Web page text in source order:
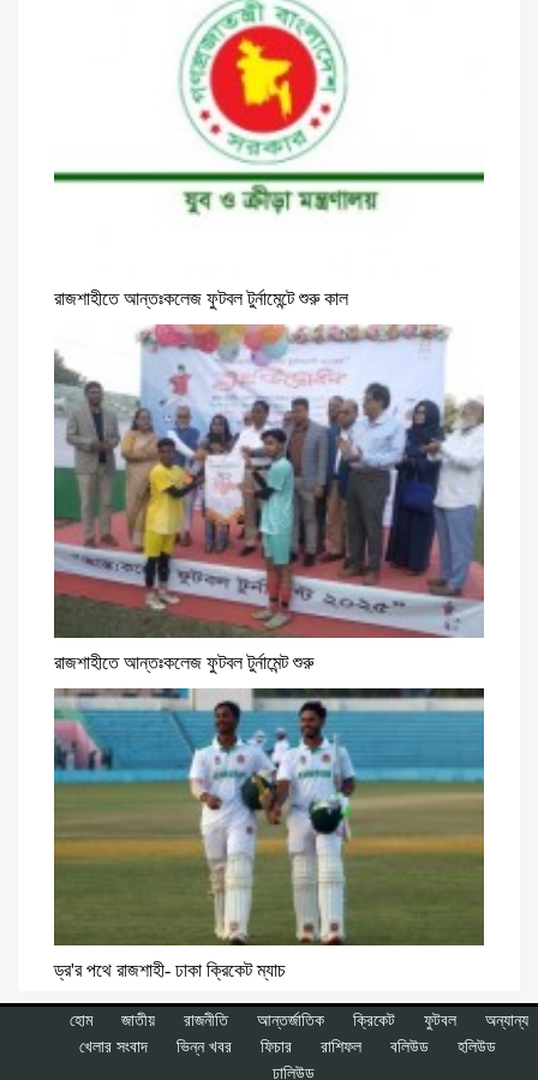
রাজশাহীতে আন্তঃকলেজ ফুটবল টুর্নামেন্টে শুরু কাল
রাজশাহীতে আন্তঃকলেজ ফুটবল টুর্নামেন্ট শুরু
ড্র'র পথে রাজশাহী- ঢাকা ক্রিকেট ম্যাচ
হোম জাতীয় রাজনীতি আন্তর্জাতিক ক্রিকেট ফুটবল
অন্যান্য
খেলার সংবাদ
ভিন্ন খবর ফিচার রাশিফল বলিউড
হলিউড
ঢালিউড